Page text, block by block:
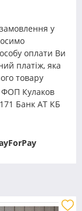
у
оплати Ви
платіж, яка
товару
Кулаков
Банк АТ КБ